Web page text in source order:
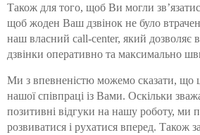
Також для того, щоб Ви могли
щоб жоден Ваш дзвінок не було
наш власний call-center, який дозволяє
дзвінки оперативно та максимально
Ми з впевненістю можемо сказати, що
нашої співпраці із Вами. Оскільки
позитивні відгуки на нашу роботу, ми
розвиватися і рухатися вперед. Також